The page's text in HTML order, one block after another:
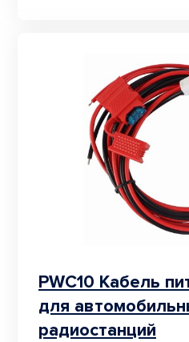
PWC10 Кабель
для
радиостанций